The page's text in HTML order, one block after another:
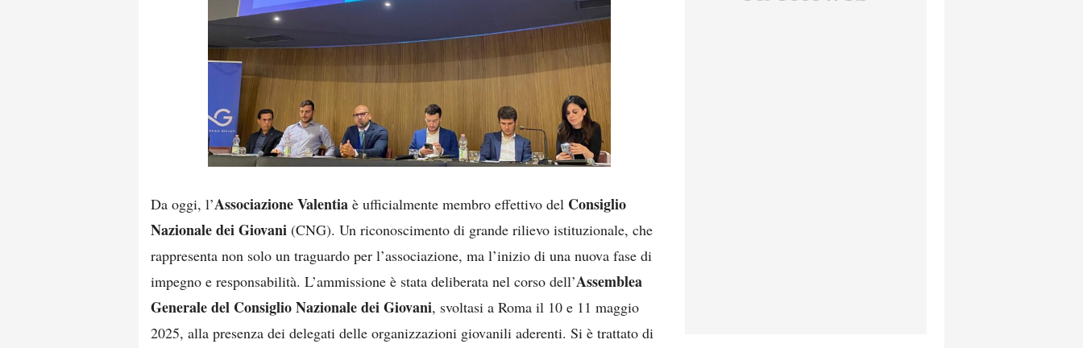
Da oggi, l’Associazione Valentia è ufficialmente membro effettivo del Consiglio
Nazionale dei Giovani (CNG). Un riconoscimento di grande rilievo istituzionale, che
rappresenta non solo un traguardo per l’associazione, ma l’inizio di una nuova fase di
impegno e responsabilità. L’ammissione è stata deliberata nel corso dell’Assemblea
Generale del Consiglio Nazionale dei Giovani, svoltasi a Roma il 10 e 11 maggio
2025, alla presenza dei delegati delle organizzazioni giovanili aderenti. Si è trattato di